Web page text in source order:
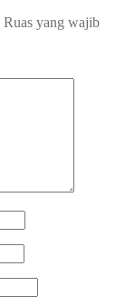
Ruas yang wajib